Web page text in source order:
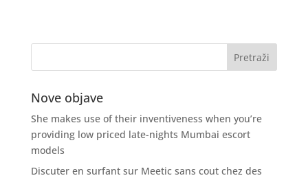
Nove objave
She makes use of their inventiveness when you’re
providing low priced late-nights Mumbai escort
models
Discuter en surfant sur Meetic sans cout chez des